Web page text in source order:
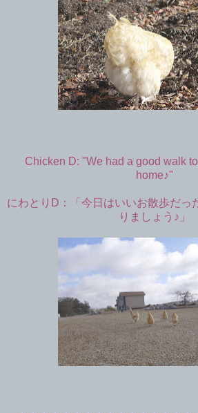
Chicken D: "We had a good walk
home♪"
にわとりD：「今日はいいお散歩だっ
りましょう♪」